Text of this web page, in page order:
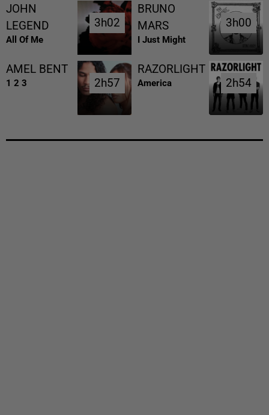
JOHN
LEGEND
All Of Me
3h02
3h02
BRUNO
MARS
I Just Might
3h00
3h00
AMEL BENT
1 2 3 2h57
2h57
RAZORLIGHT
America 2h54
2h54